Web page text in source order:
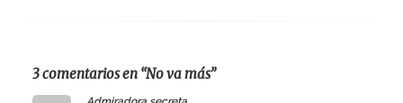
3 comentarios en “No va más”
says: